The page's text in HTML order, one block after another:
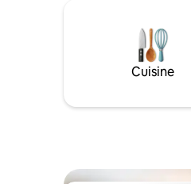
Harry P. Leu Gardens
Orlando Museum of
Universal Studios – 19
Disney World – 24
Cuisine